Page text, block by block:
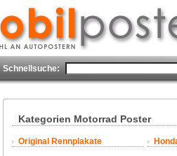
Schnellsuche:
Kategorien Motorrad Poster
Original Rennplakate